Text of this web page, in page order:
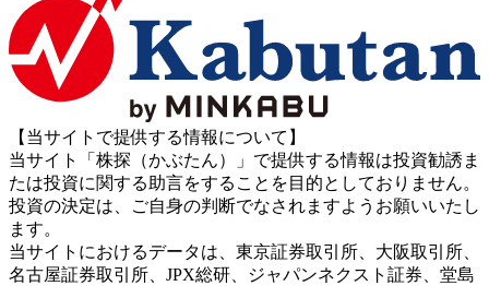
【当サイトで提供する情報について】
当サイト「株探（かぶたん）」で提供する情報は投資勧誘ま
たは投資に関する助言をすることを目的としておりません。
投資の決定は、ご自身の判断でなされますようお願いいたし
ます。
当サイトにおけるデータは、東京証券取引所、大阪取引所、
名古屋証券取引所、JPX総研、ジャパンネクスト証券、堂島